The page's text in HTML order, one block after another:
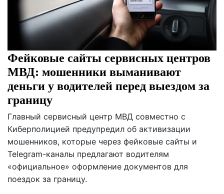
Фейковые сайты сервисных центров
МВД: мошенники выманивают
деньги у водителей перед выездом за
границу
Главный сервисный центр МВД совместно с
Киберполицией предупредил об активизации
мошенников, которые через фейковые сайты и
Telegram-каналы предлагают водителям
«официальное» оформление документов для
поездок за границу.